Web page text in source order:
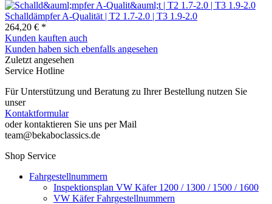
Schalldämpfer A-Qualität | T2 1.7-2.0 | T3 1.9-2.0
264,20 € *
Kunden kauften auch
Kunden haben sich ebenfalls angesehen
Zuletzt angesehen
Service Hotline
Für Unterstützung und Beratung zu Ihrer Bestellung nutzen Sie
unser
Kontaktformular
oder kontaktieren Sie uns per Mail
team@bekaboclassics.de
Shop Service
Fahrgestellnummern
Inspektionsplan VW Käfer 1200 / 1300 / 1500 / 1600
VW Käfer Fahrgestellnummern